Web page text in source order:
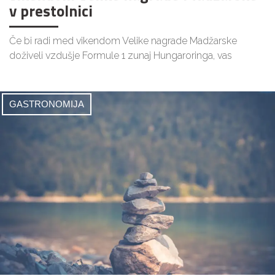
v prestolnici
Če bi radi med vikendom Velike nagrade Madžarske
doživeli vzdušje Formule 1 zunaj Hungaroringa, vas
GASTRONOMIJA